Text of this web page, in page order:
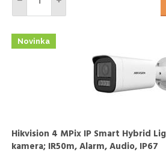
Hikvision 4 MPix IP Smart Hybrid
kamera; IR50m, Alarm, Audio, IP67
Novinka